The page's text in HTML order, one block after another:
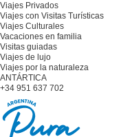
Viajes Privados
Viajes con Visitas Turísticas
Viajes Culturales
Vacaciones en familia
Visitas guiadas
Viajes de lujo
Viajes por la naturaleza
ANTÁRTICA
+34 951 637 702